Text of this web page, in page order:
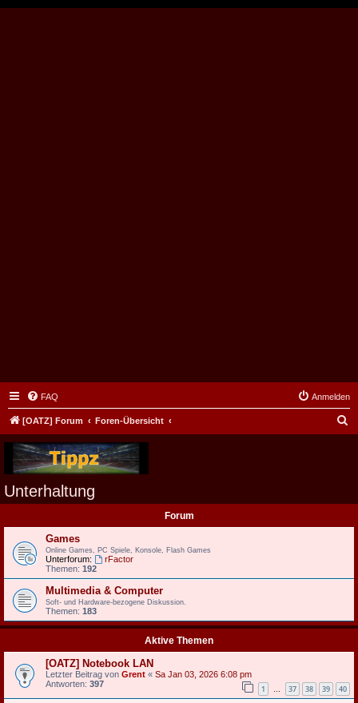
FAQ Anmelden
[OATZ] Forum Foren-Übersicht
Unterhaltung
Forum
Games
Online Games, PC Spiele, Konsole, Flash Games
Unterforum:
rFactor
Themen: 192
Multimedia & Computer
Soft- und Hardware-bezogene Diskussion.
Themen: 183
Aktive Themen
[OATZ] Notebook LAN
Letzter Beitrag von Grent « Sa Jan 03, 2026 6:08 pm
Antworten: 397 1 … 37 38 39 40